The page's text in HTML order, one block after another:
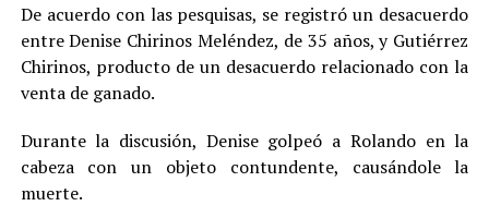
De acuerdo con las pesquisas, se registró un desacuerdo
entre Denise Chirinos Meléndez, de 35 años, y Gutiérrez
Chirinos, producto de un desacuerdo relacionado con la
venta de ganado.
Durante la discusión, Denise golpeó a Rolando en la
cabeza con un objeto contundente, causándole la
muerte.